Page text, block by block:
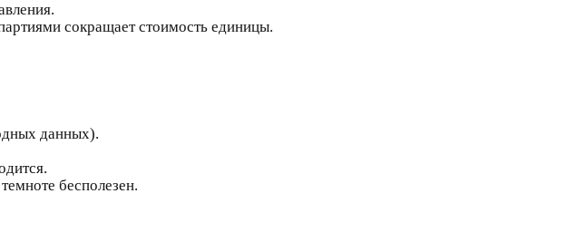
сокращает стоимость единицы.
данных).
бесполезен.